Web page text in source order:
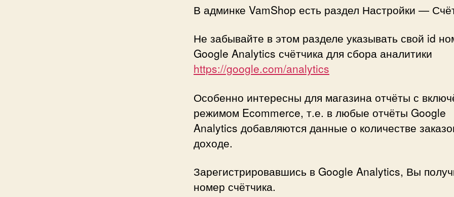
В админке VamShop есть раздел Настройки —
Не забывайте в этом разделе указывать свой id
Google Analytics счётчика для сбора аналитики
https://google.com/analytics
Особенно интересны для магазина отчёты с
режимом Ecommerce, т.е. в любые отчёты Google
Analytics добавляются данные о количестве
доходе.
Зарегистрировавшись в Google Analytics, Вы
номер счётчика.